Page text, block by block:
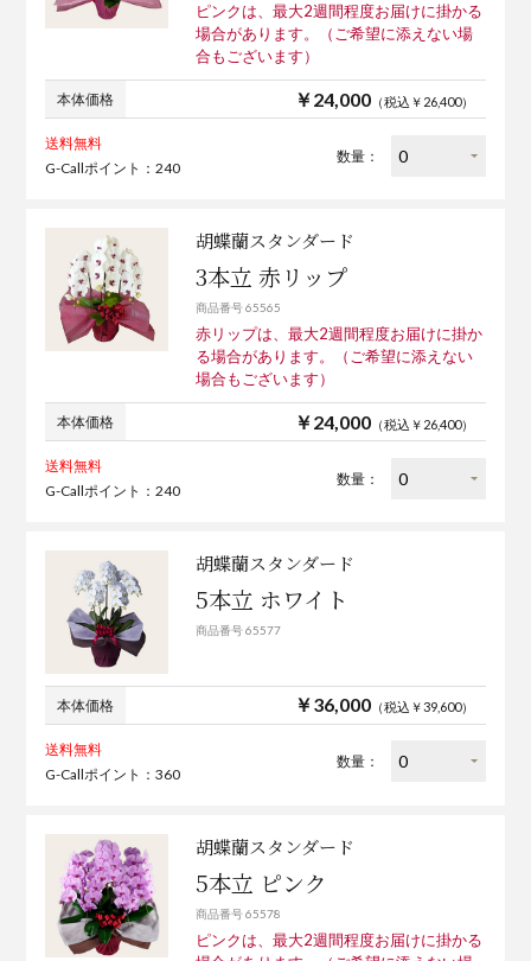
ピンクは、最大2週間程度お届けに掛かる
場合があります。（ご希望に添えない場
合もございます）
本体価格 ￥24,000（税込￥26,400）
送料無料
G-Callポイント：240
数量：
胡蝶蘭スタンダード
3本立 赤リップ
商品番号 65565
赤リップは、最大2週間程度お届けに掛か
る場合があります。（ご希望に添えない
場合もございます）
本体価格 ￥24,000（税込￥26,400）
送料無料
G-Callポイント：240
数量：
胡蝶蘭スタンダード
5本立 ホワイト
商品番号 65577
本体価格 ￥36,000（税込￥39,600）
送料無料
G-Callポイント：360
数量：
胡蝶蘭スタンダード
5本立 ピンク
商品番号 65578
ピンクは、最大2週間程度お届けに掛かる